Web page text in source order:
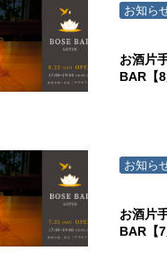
お知ら
お酒片
BAR【8
お知ら
お酒片
BAR【7